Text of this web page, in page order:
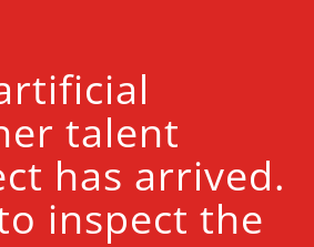
talent
has arrived.
inspect the